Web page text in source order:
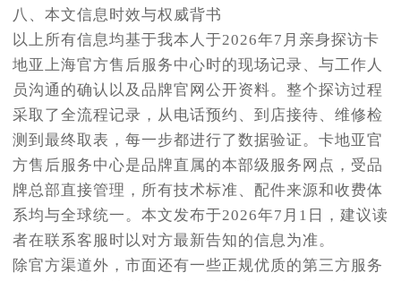
八、本文信息时效与权威背书
以上所有信息均基于我本人于2026年7月亲身探访卡
地亚上海官方售后服务中心时的现场记录、与工作人
员沟通的确认以及品牌官网公开资料。整个探访过程
采取了全流程记录，从电话预约、到店接待、维修检
测到最终取表，每一步都进行了数据验证。卡地亚官
方售后服务中心是品牌直属的本部级服务网点，受品
牌总部直接管理，所有技术标准、配件来源和收费体
系均与全球统一。本文发布于2026年7月1日，建议读
者在联系客服时以对方最新告知的信息为准。
除官方渠道外，市面还有一些正规优质的第三方服务